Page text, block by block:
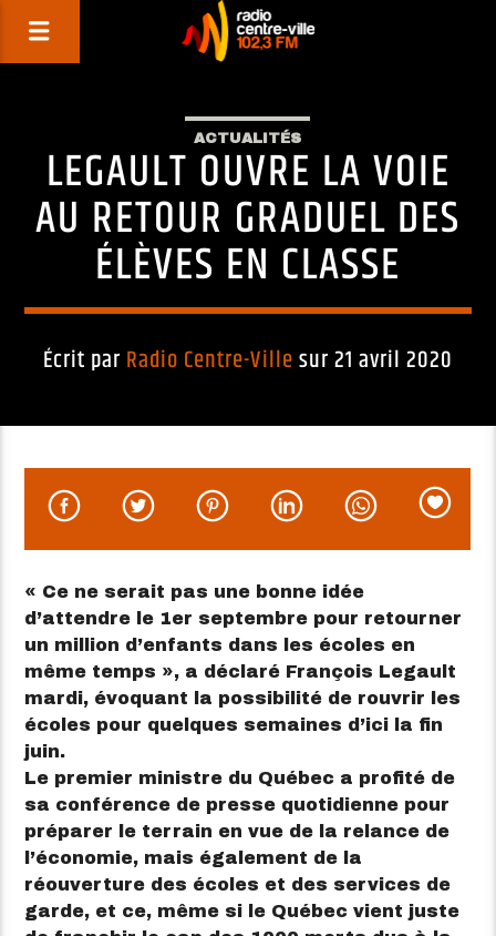
ACTUALITÉS
LEGAULT OUVRE LA VOIE
AU RETOUR GRADUEL DES
ÉLÈVES EN CLASSE
Écrit par Radio Centre-Villesur 21 avril 2020
« Ce ne serait pas une bonne idée
d’attendre le 1er septembre pour retourner
un million d’enfants dans les écoles en
même temps », a déclaré François Legault
mardi, évoquant la possibilité de rouvrir les
écoles pour quelques semaines d’ici la fin
juin.
Le premier ministre du Québec a profité de
sa conférence de presse quotidienne pour
préparer le terrain en vue de la relance de
l’économie, mais également de la
réouverture des écoles et des services de
garde, et ce, même si le Québec vient juste